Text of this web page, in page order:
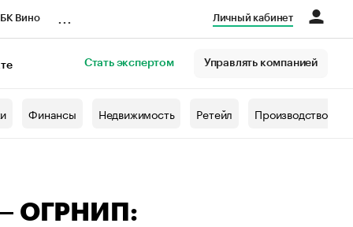
Вино Личный кабинет
Стать экспертом Управлять компанией
Финансы Недвижимость Ретейл Производство
— ОГРНИП: